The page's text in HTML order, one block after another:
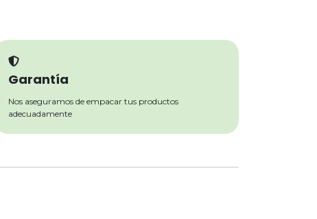
Garantía
Nos aseguramos de empacar tus productos
adecuadamente